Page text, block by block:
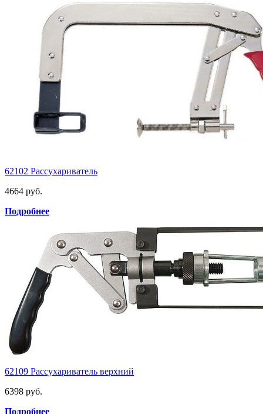
62102 Рассухариватель
4664 руб.
Подробнее
62109 Рассухариватель верхний
6398 руб.
Подробнее